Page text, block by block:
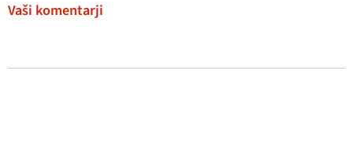
Vaši komentarji